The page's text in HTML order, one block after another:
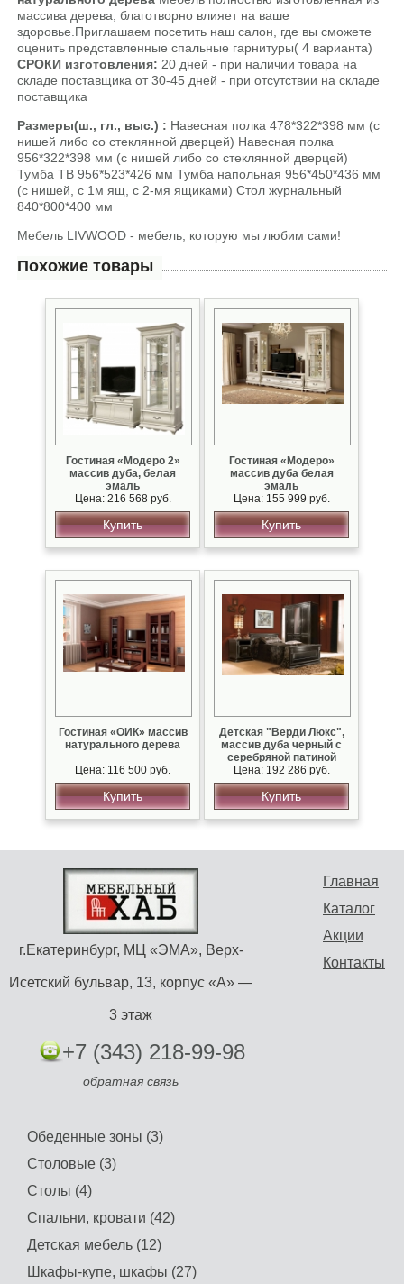
массива дерева, благотворно влияет на ваше
здоровье.Приглашаем посетить наш салон, где вы сможете
оценить представленные спальные гарнитуры( 4 варианта)
СРОКИ изготовления: 20 дней - при наличии товара на
складе поставщика от 30-45 дней - при отсутствии на складе
поставщика
Размеры(ш., гл., выс.) : Навесная полка 478*322*398 мм (с
нишей либо со стеклянной дверцей) Навесная полка
956*322*398 мм (с нишей либо со стеклянной дверцей)
Тумба ТВ 956*523*426 мм Тумба напольная 956*450*436 мм
(с нишей, с 1м ящ, с 2-мя ящиками) Стол журнальный
840*800*400 мм
Мебель LIVWOOD - мебель, которую мы любим сами!
Похожие товары
Гостиная «Модеро 2»
массив дуба, белая
эмаль
Цена: 216 568 руб.
Купить
Гостиная «Модеро»
массив дуба белая
эмаль
Цена: 155 999 руб.
Купить
Гостиная «ОИК» массив
натурального дерева
Цена: 116 500 руб.
Купить
Детская "Верди Люкс",
массив дуба черный с
серебряной патиной
Цена: 192 286 руб.
Купить
Главная
Каталог
Акции
Контакты
г.Екатеринбург, МЦ «ЭМА», Верх-
Исетский бульвар, 13, корпус «А» —
3 этаж
+7 (343) 218-99-98
обратная связь
Обеденные зоны (3)
Столовые (3)
Столы (4)
Спальни, кровати (42)
Детская мебель (12)
Шкафы-купе, шкафы (27)